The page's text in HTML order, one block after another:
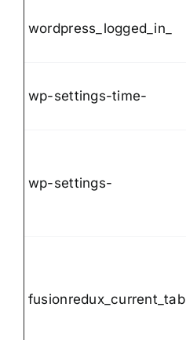
wordpress_logged_in_
wp-settings-time-
wp-settings-
fusionredux_current_tab